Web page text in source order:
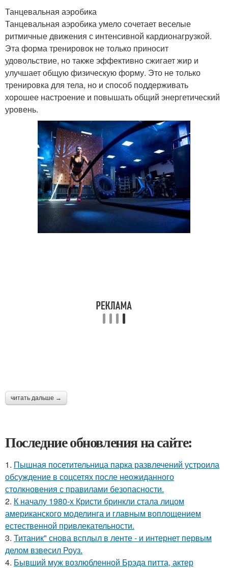
Танцевальная аэробика
Танцевальная аэробика умело сочетает веселые
ритмичные движения с интенсивной кардионагрузкой.
Эта форма тренировок не только приносит
удовольствие, но также эффективно сжигает жир и
улучшает общую физическую форму. Это не только
тренировка для тела, но и способ поддерживать
хорошее настроение и повышать общий энергетический
уровень.
читать дальше →
Последние обновления на сайте:
1. Пышная посетительница парка развлечений устроила
обсуждение в соцсетях после неожиданного
столкновения с правилами безопасности.
2. К началу 1980-х Кристи бринкли стала лицом
американского моделинга и главным воплощением
естественной привлекательности.
3. Титаник" снова всплыл в ленте - и интернет первым
делом взвесил Роуз.
4. Бывший муж возлюбленной Брэда питта, актер